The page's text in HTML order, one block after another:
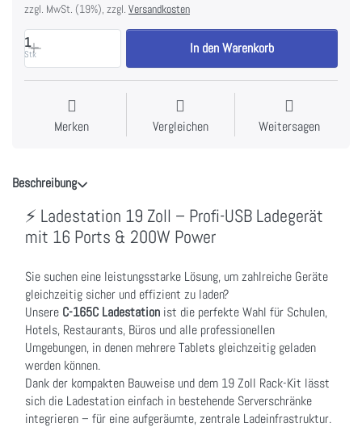
zzgl. MwSt. (19%), zzgl. Versandkosten
1
Stk In den Warenkorb
Merken Vergleichen Weitersagen
Beschreibung
⚡ Ladestation 19 Zoll – Profi-USB Ladegerät
mit 16 Ports & 200W Power
Sie suchen eine leistungsstarke Lösung, um zahlreiche Geräte
gleichzeitig sicher und effizient zu laden?
Unsere C-165C Ladestation ist die perfekte Wahl für Schulen,
Hotels, Restaurants, Büros und alle professionellen
Umgebungen, in denen mehrere Tablets gleichzeitig geladen
werden können.
Dank der kompakten Bauweise und dem 19 Zoll Rack-Kit lässt
sich die Ladestation einfach in bestehende Serverschränke
integrieren – für eine aufgeräumte, zentrale Ladeinfrastruktur.